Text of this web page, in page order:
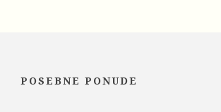
POSEBNE PONUDE